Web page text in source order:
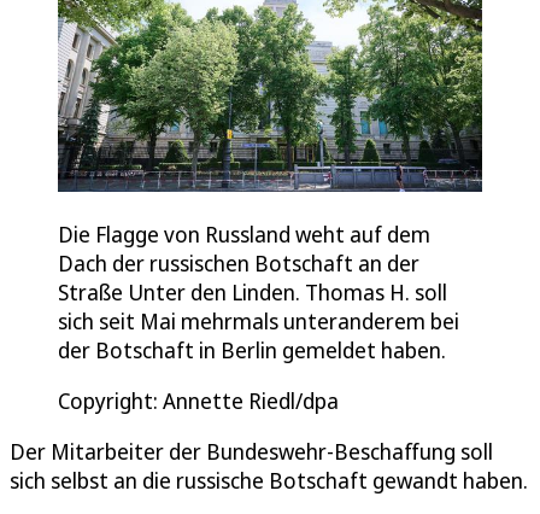
Die Flagge von Russland weht auf dem
Dach der russischen Botschaft an der
Straße Unter den Linden. Thomas H. soll
sich seit Mai mehrmals unteranderem bei
der Botschaft in Berlin gemeldet haben.
Copyright: Annette Riedl/dpa
Der Mitarbeiter der Bundeswehr-Beschaffung soll
sich selbst an die russische Botschaft gewandt haben.